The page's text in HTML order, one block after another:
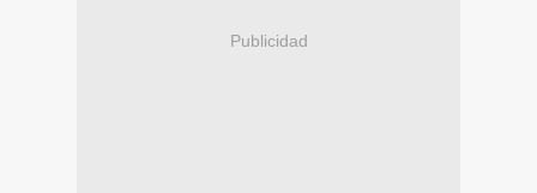
Publicidad